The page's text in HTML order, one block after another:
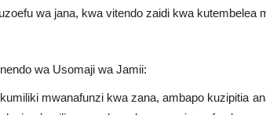
wa jana, kwa vitendo zaidi kwa kutembelea
wa Usomaji wa Jamii:
mwanafunzi kwa zana, ambapo kuzipitia